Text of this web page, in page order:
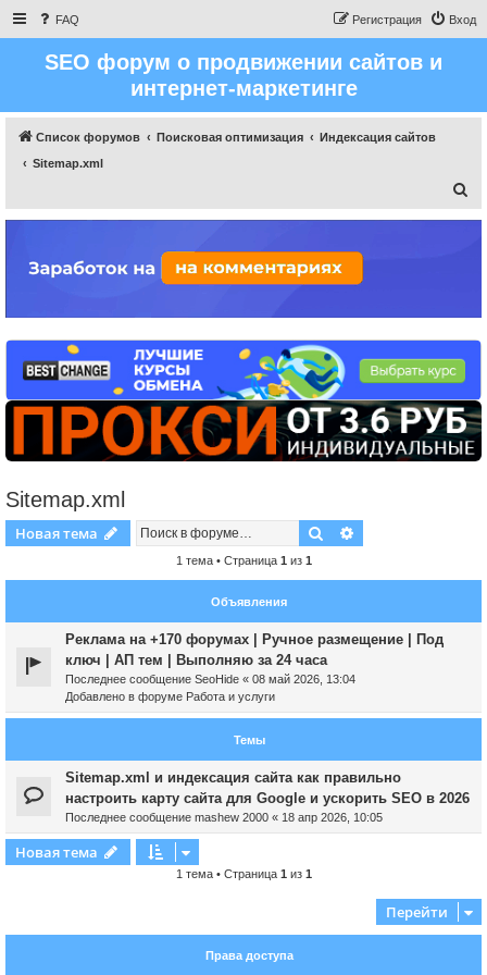
FAQ Вход
Регистрация
SEO форум о продвижении сайтов и
интернет-маркетинге
Список форумов Поисковая оптимизация
Индексация сайтов
Sitemap.xml
Sitemap.xml
Новая тема Поиск
1 тема • Страница 1 из 1
Объявления
Реклама на +170 форумах | Ручное размещение | Под
ключ | АП тем | Выполняю за 24 часа
Последнее сообщение SeoHide « 08 май 2026, 13:04
Добавлено в форуме Работа и услуги
Темы
Sitemap.xml и индексация сайта как правильно
настроить карту сайта для Google и ускорить SEO в 2026
Последнее сообщение mashew 2000 « 18 апр 2026, 10:05
Новая тема
1 тема • Страница 1 из 1
Перейти
Права доступа